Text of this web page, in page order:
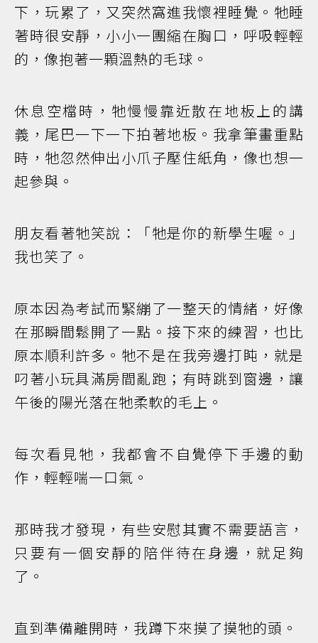
下，玩累了，又突然窩進我懷裡睡覺。牠睡
著時很安靜，小小一團縮在胸口，呼吸輕輕
的，像抱著一顆溫熱的毛球。
休息空檔時，牠慢慢靠近散在地板上的講
義，尾巴一下一下拍著地板。我拿筆畫重點
時，牠忽然伸出小爪子壓住紙角，像也想一
起參與。
朋友看著牠笑說：「牠是你的新學生喔。」
我也笑了。
原本因為考試而緊繃了一整天的情緒，好像
在那瞬間鬆開了一點。接下來的練習，也比
原本順利許多。牠不是在我旁邊打盹，就是
叼著小玩具滿房間亂跑；有時跳到窗邊，讓
午後的陽光落在牠柔軟的毛上。
每次看見牠，我都會不自覺停下手邊的動
作，輕輕喘一口氣。
那時我才發現，有些安慰其實不需要語言，
只要有一個安靜的陪伴待在身邊，就足夠
了。
直到準備離開時，我蹲下來摸了摸牠的頭。